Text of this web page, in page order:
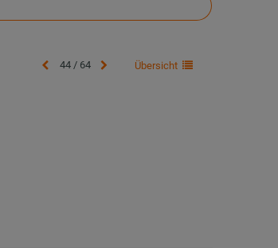
44 / 64 Übersicht